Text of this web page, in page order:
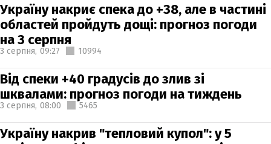
Україну накриє спека до +38, але в частині
областей пройдуть дощі: прогноз погоди
на 3 серпня
3 серпня, 09:27 10994
Від спеки +40 градусів до злив зі
шквалами: прогноз погоди на тиждень
3 серпня, 08:00 5465
Україну накрив "тепловий купол": у 5